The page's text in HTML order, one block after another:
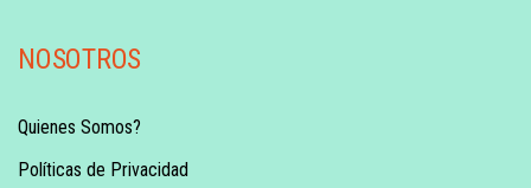
NOSOTROS
Quienes Somos?
Políticas de Privacidad